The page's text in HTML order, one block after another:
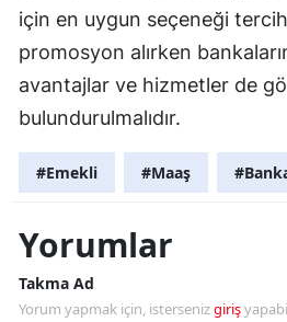
için en uygun seçeneği
promosyon alırken
avantajlar ve hizmetler de
bulundurulmalıdır.
#Emekli #Maaş
Yorumlar
Takma Ad
Yorum yapmak için, istersenizgiriş